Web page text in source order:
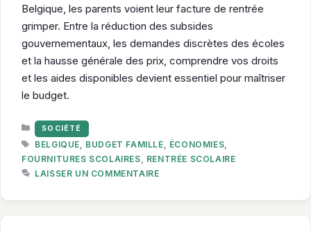
Belgique, les parents voient leur facture de rentrée
grimper. Entre la réduction des subsides
gouvernementaux, les demandes discrètes des écoles
et la hausse générale des prix, comprendre vos droits
et les aides disponibles devient essentiel pour maîtriser
le budget.
CATÉGORIES
SOCIÉTÉ
ÉTIQUETTES
BELGIQUE BUDGET FAMILLE ÉCONOMIES
FOURNITURES SCOLAIRES
RENTRÉE SCOLAIRE
LAISSER UN COMMENTAIRE